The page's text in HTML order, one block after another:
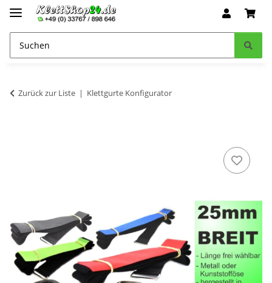
Zurück zur Liste Klettgurte Konfigurator